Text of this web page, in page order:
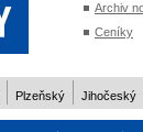
Archiv
Ceníky
Plzeňský Jihočeský